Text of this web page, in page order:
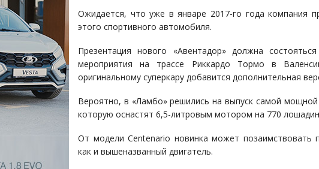
Ожидается, что уже в январе 2017-го года компания
этого спортивного автомобиля.
Презентация нового «Авентадор» должна
мероприятия на трассе Риккардо Тормо в
оригинальному суперкару добавится дополнительная
Вероятно, в «Ламбо» решились на выпуск самой
которую оснастят 6,5-литровым мотором на 770
От модели Centenario новинка может позаимствовать
как и вышеназванный двигатель.